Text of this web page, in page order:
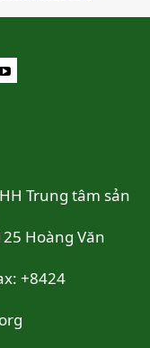
Trung tâm sản
Hoàng Văn
+8424